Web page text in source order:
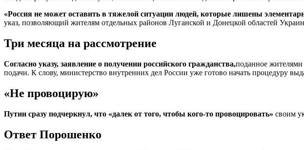
«Россия не может оставить в тяжелой ситуации людей, которые лишены
указ, позволяющий жителям отдельных районов Луганской и Донецкой областей
Три месяца на рассмотрение
Согласно указу, заявление о получении российского гражданства,поданное жителями
подачи. К слову, министерство внутренних дел России уже готово начать процедуру
«Не провоцирую»
Путин сразу подчеркнул, что «далек от того, чтобы кого-то провоцировать» своим
Ответ Порошенко